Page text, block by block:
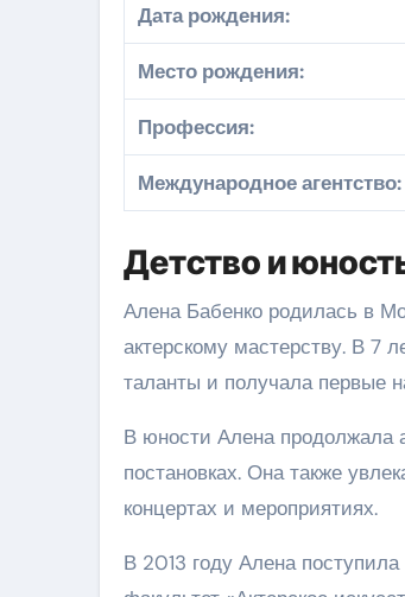
Дата рождения:
Место рождения:
Профессия:
Международное агентство:
Детство и
Алена Бабенко родилась в
актерскому мастерству. В 7
таланты и получала первые
В юности Алена продолжала
постановках. Она также
концертах и мероприятиях.
В 2013 году Алена